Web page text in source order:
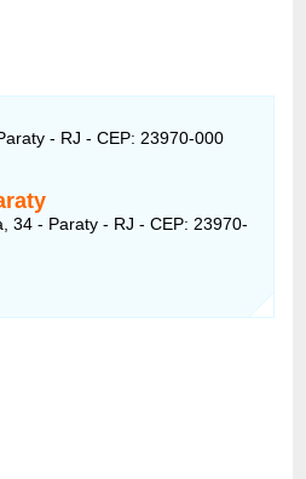
- RJ - CEP: 23970-000
34 - Paraty - RJ - CEP: 23970-